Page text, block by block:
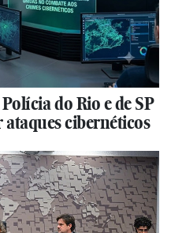
do Rio e de SP
cibernéticos